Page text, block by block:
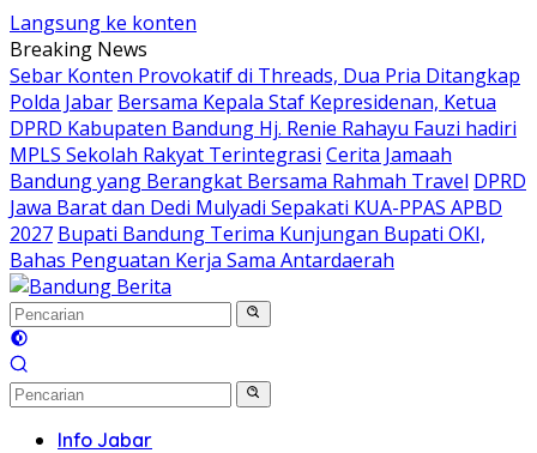
Langsung ke konten
Breaking News
Sebar Konten Provokatif di Threads, Dua Pria Ditangkap
Polda Jabar Bersama Kepala Staf Kepresidenan, Ketua
DPRD Kabupaten Bandung Hj. Renie Rahayu Fauzi hadiri
MPLS Sekolah Rakyat Terintegrasi Cerita Jamaah
Bandung yang Berangkat Bersama Rahmah Travel DPRD
Jawa Barat dan Dedi Mulyadi Sepakati KUA-PPAS APBD
2027 Bupati Bandung Terima Kunjungan Bupati OKI,
Bahas Penguatan Kerja Sama Antardaerah
Info Jabar